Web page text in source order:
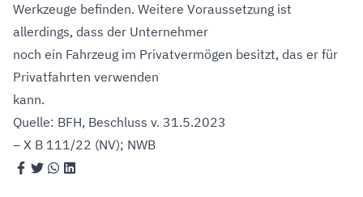
Werkzeuge befinden. Weitere Voraussetzung ist
allerdings, dass der Unternehmer
noch ein Fahrzeug im Privatvermögen besitzt, das er für
Privatfahrten verwenden
kann.
Quelle: BFH, Beschluss v. 31.5.2023
– X B 111/22 (NV); NWB